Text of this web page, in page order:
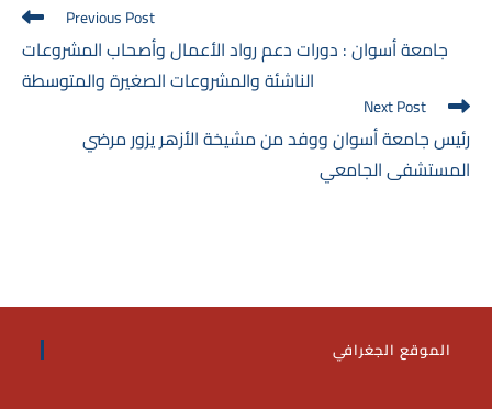
Read
more
articles
Previous Post
جامعة أسوان : دورات دعم رواد الأعمال وأصحاب المشروعات
الناشئة والمشروعات الصغيرة والمتوسطة
Next Post
رئيس جامعة أسوان ووفد من مشيخة الأزهر يزور مرضي
المستشفى الجامعي
الموقع الجغرافي